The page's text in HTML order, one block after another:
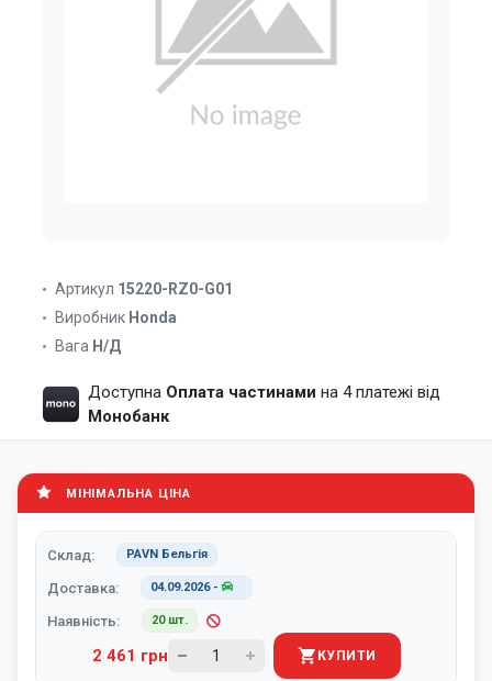
Артикул 15220-RZ0-G01
Виробник Honda
Вага Н/Д
Доступна Оплата частинами на 4 платежі від
Монобанк
МІНІМАЛЬНА ЦІНА
Склад: PAVN Бельгія
Доставка: 04.09.2026-
Наявність: 20 шт.
2 461 грн КУПИТИ